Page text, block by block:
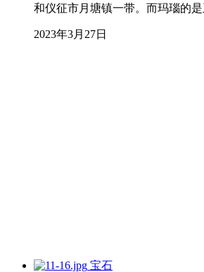
和仪征市月塘镇一带。而玛瑙的
2023年3月27日
宝石